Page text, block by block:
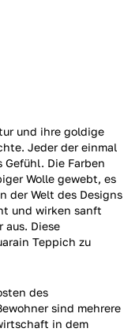
und ihre goldige
Jeder der einmal
Die Farben
Wolle gewebt, es
der Welt des Designs
und wirken sanft
aus. Diese
Teppich zu
des
sind mehrere
in dem